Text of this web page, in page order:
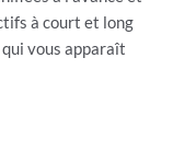
à court et long
vous apparaît